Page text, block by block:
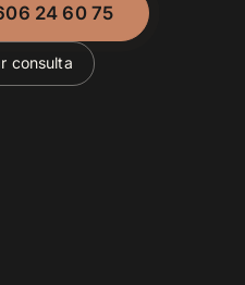
24 60 75
consulta